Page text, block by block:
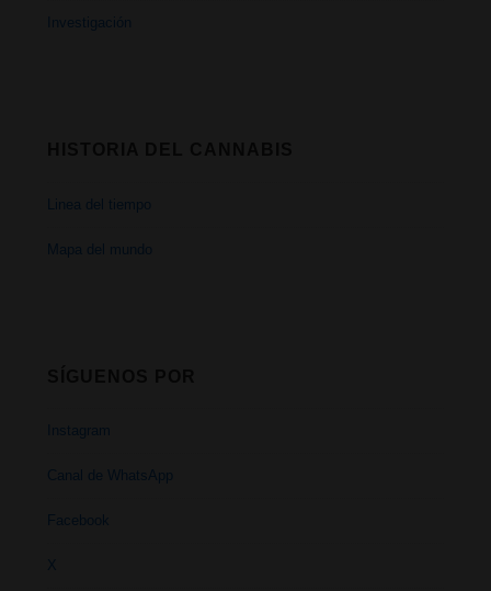
Investigación
Linea del tiempo
Mapa del mundo
Instagram
Canal de WhatsApp
Facebook
X